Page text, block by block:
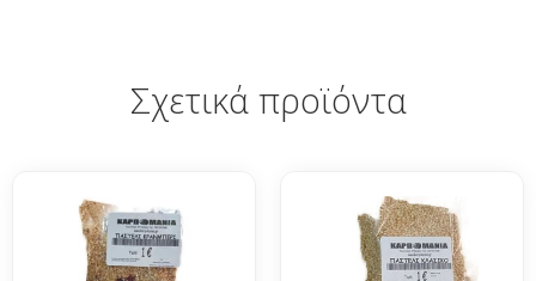
Σχετικά προϊόντα